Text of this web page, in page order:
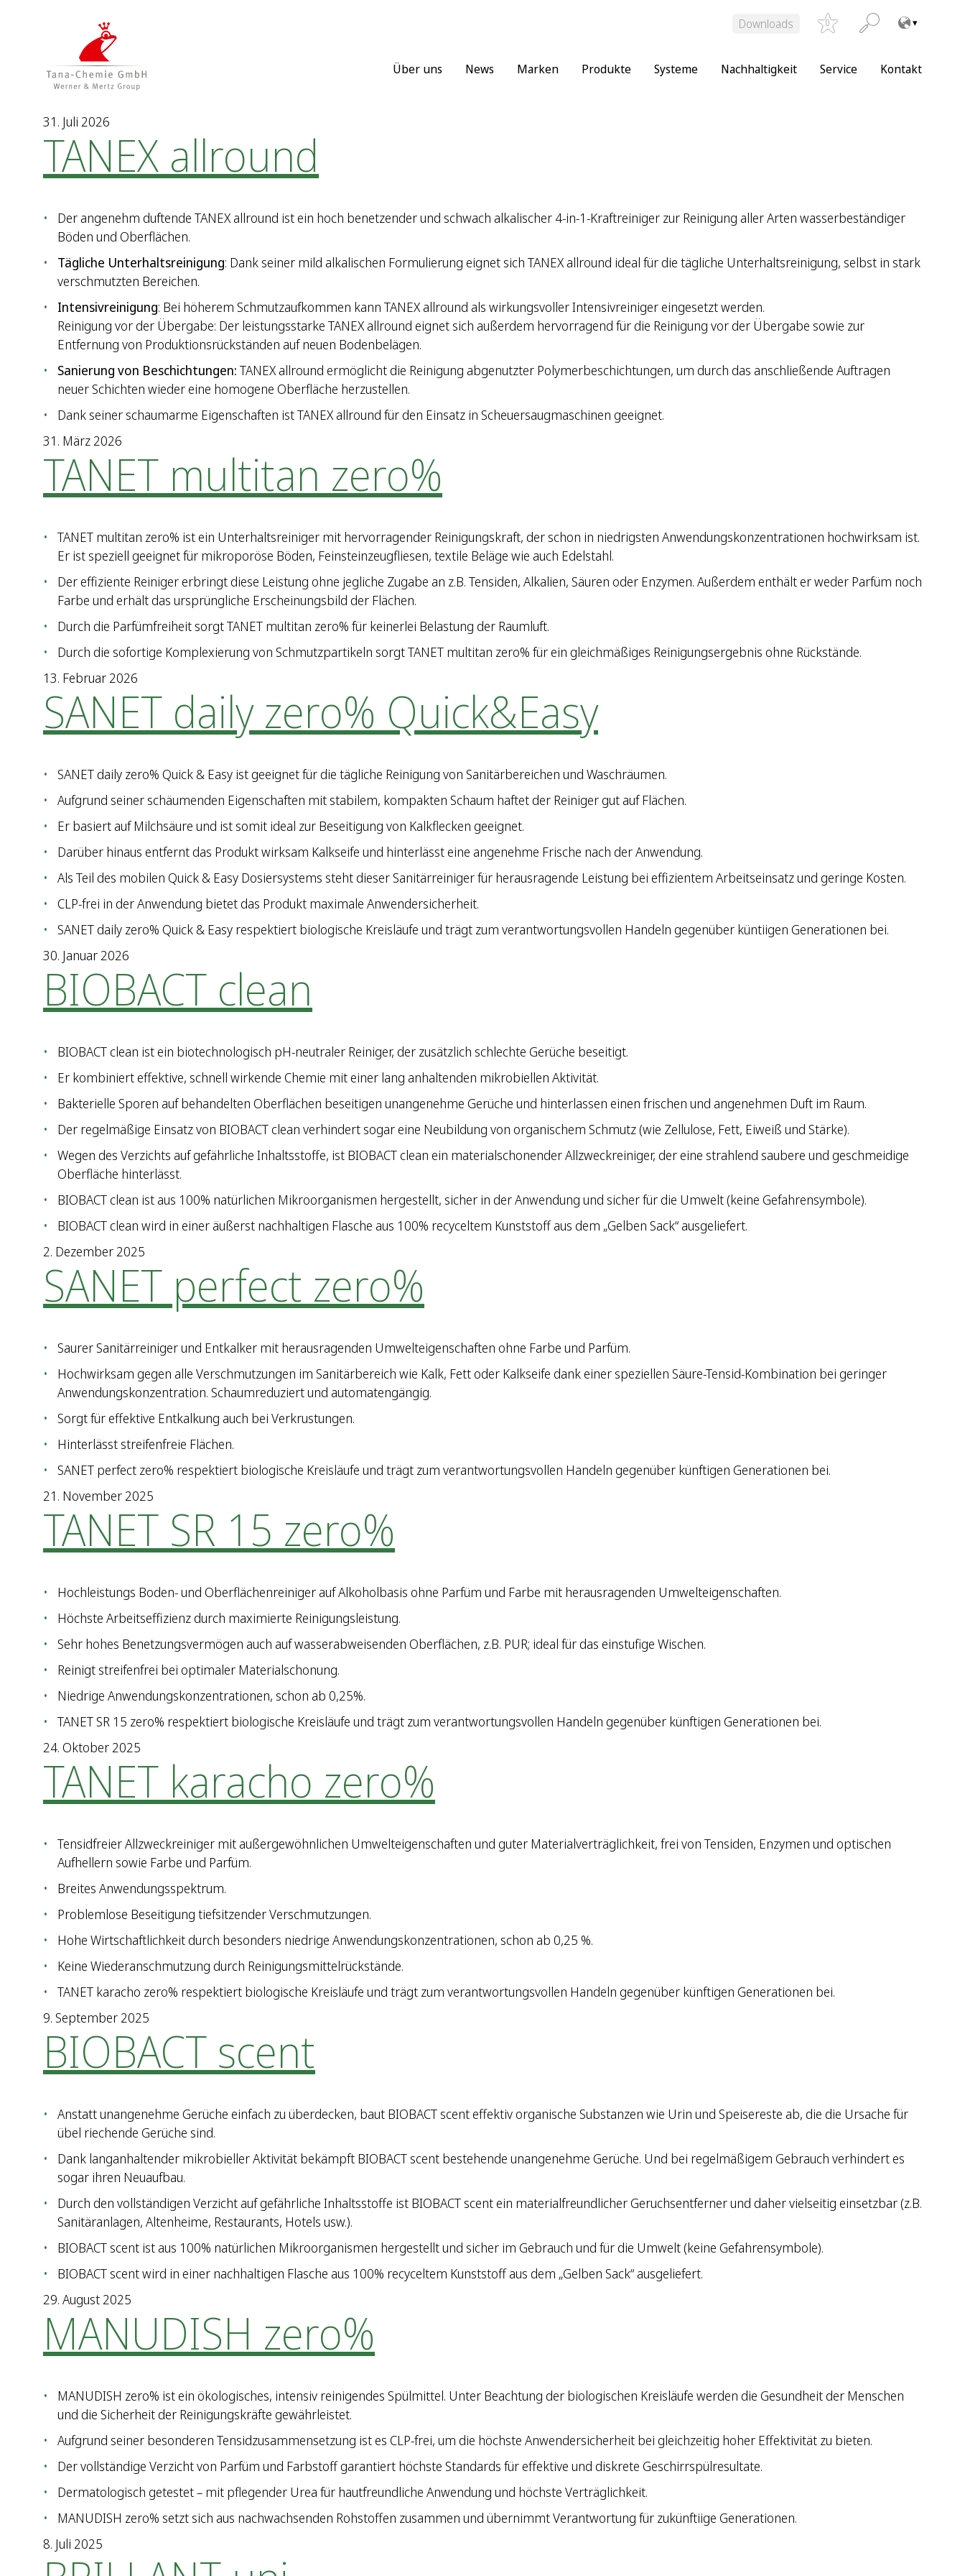
Downloads 0
Über uns News Marken Produkte Systeme Nachhaltigkeit Service Kontakt
31. Juli 2026
TANEX allround
Der angenehm duftende TANEX allround ist ein hoch benetzender und schwach alkalischer 4-in-1-Kraftreiniger zur Reinigung aller Arten wasserbeständiger
Böden und Oberflächen.
Tägliche Unterhaltsreinigung: Dank seiner mild alkalischen Formulierung eignet sich TANEX allround ideal für die tägliche Unterhaltsreinigung, selbst in stark
verschmutzten Bereichen.
Intensivreinigung: Bei höherem Schmutzaufkommen kann TANEX allround als wirkungsvoller Intensivreiniger eingesetzt werden.
Reinigung vor der Übergabe: Der leistungsstarke TANEX allround eignet sich außerdem hervorragend für die Reinigung vor der Übergabe sowie zur
Entfernung von Produktionsrückständen auf neuen Bodenbelägen.
Sanierung von Beschichtungen: TANEX allround ermöglicht die Reinigung abgenutzter Polymerbeschichtungen, um durch das anschließende Auftragen
neuer Schichten wieder eine homogene Oberfläche herzustellen.
Dank seiner schaumarme Eigenschaften ist TANEX allround für den Einsatz in Scheuersaugmaschinen geeignet.
31. März 2026
TANET multitan zero%
TANET multitan zero% ist ein Unterhaltsreiniger mit hervorragender Reinigungskraft, der schon in niedrigsten Anwendungskonzentrationen hochwirksam ist.
Er ist speziell geeignet für mikroporöse Böden, Feinsteinzeugfliesen, textile Beläge wie auch Edelstahl.
Der effiziente Reiniger erbringt diese Leistung ohne jegliche Zugabe an z.B. Tensiden, Alkalien, Säuren oder Enzymen. Außerdem enthält er weder Parfüm noch
Farbe und erhält das ursprüngliche Erscheinungsbild der Flächen.
Durch die Parfümfreiheit sorgt TANET multitan zero% für keinerlei Belastung der Raumluft.
Durch die sofortige Komplexierung von Schmutzpartikeln sorgt TANET multitan zero% für ein gleichmäßiges Reinigungsergebnis ohne Rückstände.
13. Februar 2026
SANET daily zero% Quick&Easy
SANET daily zero% Quick & Easy ist geeignet für die tägliche Reinigung von Sanitärbereichen und Waschräumen.
Aufgrund seiner schäumenden Eigenschaften mit stabilem, kompakten Schaum haftet der Reiniger gut auf Flächen.
Er basiert auf Milchsäure und ist somit ideal zur Beseitigung von Kalkflecken geeignet.
Darüber hinaus entfernt das Produkt wirksam Kalkseife und hinterlässt eine angenehme Frische nach der Anwendung.
Als Teil des mobilen Quick & Easy Dosiersystems steht dieser Sanitärreiniger für herausragende Leistung bei effizientem Arbeitseinsatz und geringe Kosten.
CLP-frei in der Anwendung bietet das Produkt maximale Anwendersicherheit.
SANET daily zero% Quick & Easy respektiert biologische Kreisläufe und trägt zum verantwortungsvollen Handeln gegenüber küntiigen Generationen bei.
30. Januar 2026
BIOBACT clean
BIOBACT clean ist ein biotechnologisch pH-neutraler Reiniger, der zusätzlich schlechte Gerüche beseitigt.
Er kombiniert effektive, schnell wirkende Chemie mit einer lang anhaltenden mikrobiellen Aktivität.
Bakterielle Sporen auf behandelten Oberflächen beseitigen unangenehme Gerüche und hinterlassen einen frischen und angenehmen Duft im Raum.
Der regelmäßige Einsatz von BIOBACT clean verhindert sogar eine Neubildung von organischem Schmutz (wie Zellulose, Fett, Eiweiß und Stärke).
Wegen des Verzichts auf gefährliche Inhaltsstoffe, ist BIOBACT clean ein materialschonender Allzweckreiniger, der eine strahlend saubere und geschmeidige
Oberfläche hinterlässt.
BIOBACT clean ist aus 100% natürlichen Mikroorganismen hergestellt, sicher in der Anwendung und sicher für die Umwelt (keine Gefahrensymbole).
BIOBACT clean wird in einer äußerst nachhaltigen Flasche aus 100% recyceltem Kunststoff aus dem „Gelben Sack“ ausgeliefert.
2. Dezember 2025
SANET perfect zero%
Saurer Sanitärreiniger und Entkalker mit herausragenden Umwelteigenschaften ohne Farbe und Parfüm.
Hochwirksam gegen alle Verschmutzungen im Sanitärbereich wie Kalk, Fett oder Kalkseife dank einer speziellen Säure-Tensid-Kombination bei geringer
Anwendungskonzentration. Schaumreduziert und automatengängig.
Sorgt für effektive Entkalkung auch bei Verkrustungen.
Hinterlässt streifenfreie Flächen.
SANET perfect zero% respektiert biologische Kreisläufe und trägt zum verantwortungsvollen Handeln gegenüber künftigen Generationen bei.
21. November 2025
TANET SR 15 zero%
Hochleistungs Boden- und Oberflächenreiniger auf Alkoholbasis ohne Parfüm und Farbe mit herausragenden Umwelteigenschaften.
Höchste Arbeitseffizienz durch maximierte Reinigungsleistung.
Sehr hohes Benetzungsvermögen auch auf wasserabweisenden Oberflächen, z.B. PUR; ideal für das einstufige Wischen.
Reinigt streifenfrei bei optimaler Materialschonung.
Niedrige Anwendungskonzentrationen, schon ab 0,25%.
TANET SR 15 zero% respektiert biologische Kreisläufe und trägt zum verantwortungsvollen Handeln gegenüber künftigen Generationen bei.
24. Oktober 2025
TANET karacho zero%
Tensidfreier Allzweckreiniger mit außergewöhnlichen Umwelteigenschaften und guter Materialverträglichkeit, frei von Tensiden, Enzymen und optischen
Aufhellern sowie Farbe und Parfüm.
Breites Anwendungsspektrum.
Problemlose Beseitigung tiefsitzender Verschmutzungen.
Hohe Wirtschaftlichkeit durch besonders niedrige Anwendungskonzentrationen, schon ab 0,25 %.
Keine Wiederanschmutzung durch Reinigungsmittelrückstände.
TANET karacho zero% respektiert biologische Kreisläufe und trägt zum verantwortungsvollen Handeln gegenüber künftigen Generationen bei.
9. September 2025
BIOBACT scent
Anstatt unangenehme Gerüche einfach zu überdecken, baut BIOBACT scent effektiv organische Substanzen wie Urin und Speisereste ab, die die Ursache für
übel riechende Gerüche sind.
Dank langanhaltender mikrobieller Aktivität bekämpft BIOBACT scent bestehende unangenehme Gerüche. Und bei regelmäßigem Gebrauch verhindert es
sogar ihren Neuaufbau.
Durch den vollständigen Verzicht auf gefährliche Inhaltsstoffe ist BIOBACT scent ein materialfreundlicher Geruchsentferner und daher vielseitig einsetzbar (z.B.
Sanitäranlagen, Altenheime, Restaurants, Hotels usw.).
BIOBACT scent ist aus 100% natürlichen Mikroorganismen hergestellt und sicher im Gebrauch und für die Umwelt (keine Gefahrensymbole).
BIOBACT scent wird in einer nachhaltigen Flasche aus 100% recyceltem Kunststoff aus dem „Gelben Sack“ ausgeliefert.
29. August 2025
MANUDISH zero%
MANUDISH zero% ist ein ökologisches, intensiv reinigendes Spülmittel. Unter Beachtung der biologischen Kreisläufe werden die Gesundheit der Menschen
und die Sicherheit der Reinigungskräfte gewährleistet.
Aufgrund seiner besonderen Tensidzusammensetzung ist es CLP-frei, um die höchste Anwendersicherheit bei gleichzeitig hoher Effektivität zu bieten.
Der vollständige Verzicht von Parfüm und Farbstoff garantiert höchste Standards für effektive und diskrete Geschirrspülresultate.
Dermatologisch getestet – mit pflegender Urea für hautfreundliche Anwendung und höchste Verträglichkeit.
MANUDISH zero% setzt sich aus nachwachsenden Rohstoffen zusammen und übernimmt Verantwortung für zukünftiige Generationen.
8. Juli 2025